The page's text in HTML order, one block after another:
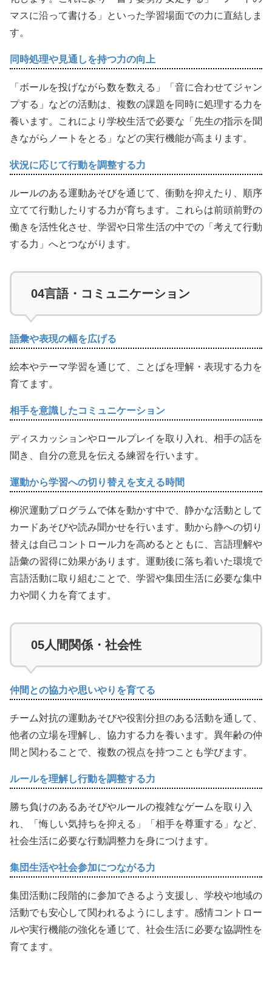
マスに沿って書ける」といった学習場面での力に直結しま
す。
同時処理や見通しを持つ力の向上
「ボールを投げながら数を数える」「音に合わせてジャン
プする」などの活動は、複数の課題を同時に処理する力を
養います。これにより学校生活で必要な「先生の指示を聞
きながらノートをとる」などの実行機能が高まります。
状況に応じて行動を調整する力
ルールのある運動あそびを通じて、衝動を抑えたり、順序
立てて行動したりする力が育ちます。これらは前頭前野の
働きを活性化させ、学習や日常生活の中での「考えて行動
する力」へとつながります。
04言語・コミュニケーション
語彙や表現の幅を広げる
絵本やテーマ学習を通じて、ことばを理解・表現する力を
育てます。
相手を意識したコミュニケーション
ディスカッションやロールプレイを取り入れ、相手の話を
聞き、自分の意見を伝える練習を行います。
運動から学習への切り替えを支える時間
柳沢運動プログラムで体を動かす中で、静かな活動として
カードあそびや読み聞かせを行います。動から静への切り
替えは自己コントロール力を高めるとともに、言語理解や
語彙の習得に効果があります。運動後に落ち着いた環境で
言語活動に取り組むことで、学習や集団生活に必要な集中
力や聞く力を育てます。
05人間関係・社会性
仲間との協力や思いやりを育てる
チーム対抗の運動あそびや役割分担のある活動を通して、
他者の立場を理解し、協力する力を養います。異年齢の仲
間と関わることで、複数の視点を持つことも学びます。
ルールを理解し行動を調整する力
勝ち負けのあるあそびやルールの複雑なゲームを取り入
れ、「悔しい気持ちを抑える」「相手を尊重する」など、
社会生活に必要な行動調整力を身につけます。
集団生活や社会参加につながる力
集団活動に段階的に参加できるよう支援し、学校や地域の
活動でも安心して関われるようにします。感情コントロー
ルや実行機能の強化を通じて、社会生活に必要な協調性を
育てます。